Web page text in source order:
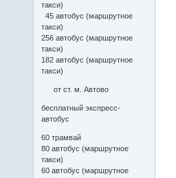
такси)
45 автобус (маршрутное
такси)
256 автобус (маршрутное
такси)
182 автобус (маршрутное
такси)
от ст. м. Автово
бесплатный экспресс-
автобус
60 трамвай
80 автобус (маршрутное
такси)
60 автобус (маршрутное